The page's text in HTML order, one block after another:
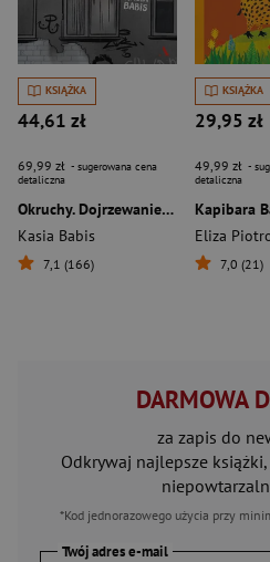
KSIĄŻKA
44,61 zł
69,99 zł - sugerowana cena
detaliczna
Okruchy. Dojrzewanie w postkomunistycznej Polsce
Kasia Babis
7,1 (166)
KSIĄŻKA
29,95 zł
49,99 zł -
detaliczna
Eliza
7,0 (21)
DARMOWA
za zapis do
Odkrywaj najlepsze
*Kod jednorazowego użycia przy
Twój adres e-mail